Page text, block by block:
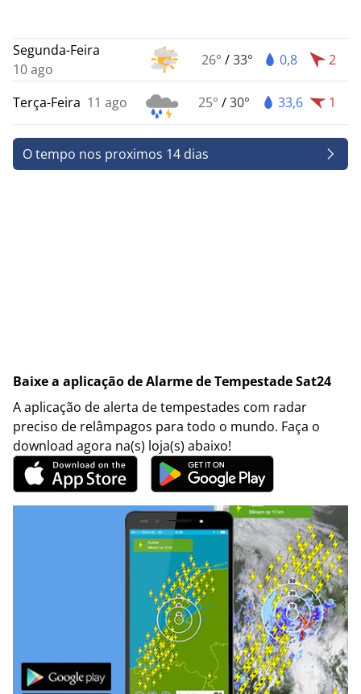
Segunda-Feira
10 ago
26° /33° 0,8 2
Terça-Feira 11 ago 25° /30° 33,6 1
O tempo nos proximos 14 dias
Baixe a aplicação de Alarme de Tempestade Sat24
A aplicação de alerta de tempestades com radar
preciso de relâmpagos para todo o mundo. Faça o
download agora na(s) loja(s) abaixo!